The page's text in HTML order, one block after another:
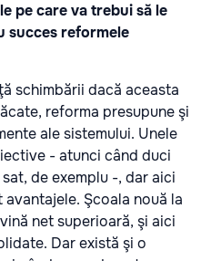
pe care va trebui să le
succes reformele
schimbării dacă aceasta
reforma presupune şi
ale sistemului. Unele
- atunci când duci
de exemplu -, dar aici
Şcoala nouă la
net superioară, şi aici
Dar există şi o